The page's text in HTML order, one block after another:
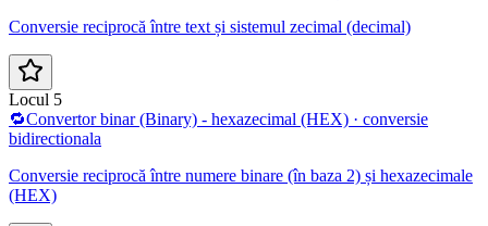
Conversie reciprocă între text și sistemul zecimal (decimal)
Locul 5
🔁Convertor binar (Binary) - hexazecimal (HEX) · conversie
bidirectionala
Conversie reciprocă între numere binare (în baza 2) și hexazecimale
(HEX)